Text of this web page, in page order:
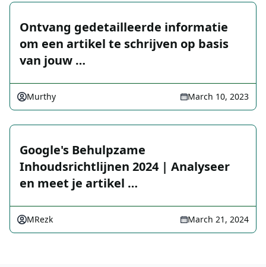
Ontvang gedetailleerde informatie
om een artikel te schrijven op basis
van jouw …
Murthy March 10, 2023
Google's Behulpzame
Inhoudsrichtlijnen 2024 | Analyseer
en meet je artikel …
MRezk March 21, 2024